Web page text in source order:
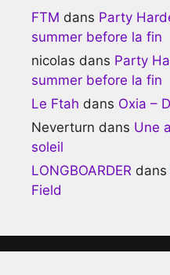
FTM dans Party
summer before la fin
nicolas dans Party
summer before la fin
Le Ftah dans Oxia –
Neverturn dans Une
soleil
LONGBOARDER dans
Field